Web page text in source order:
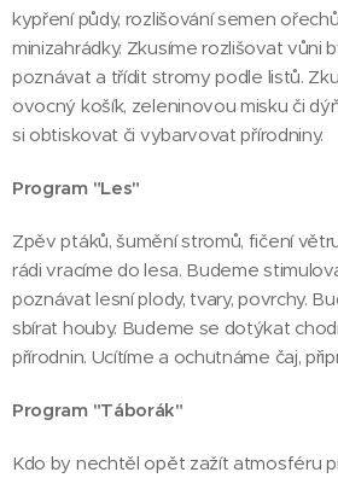
kypření půdy, rozlišování semen
minizahrádky. Zkusíme rozlišovat vůni
poznávat a třídit stromy podle listů.
ovocný košík, zeleninovou misku či
si obtiskovat či vybarvovat přírodniny.
Program "Les"
Zpěv ptáků, šumění stromů, fičení
rádi vracíme do lesa. Budeme
poznávat lesní plody, tvary, povrchy.
sbírat houby. Budeme se dotýkat
přírodnin. Ucítíme a ochutnáme čaj,
Program "Táborák"
Kdo by nechtěl opět zažít atmosféru